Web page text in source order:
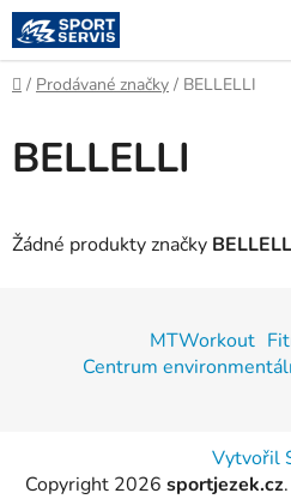
Přejít
na
obsah
Domů
/ Prodávané značky / BELLELLI
BELLELLI
Žádné produkty značky
MTWorkout
Centrum
Vytvořil
Copyright 2026 sportjezek.cz